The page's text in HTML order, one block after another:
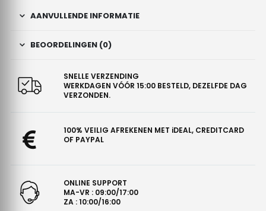
AANVULLENDE INFORMATIE
BEOORDELINGEN (0)
SNELLE VERZENDING
WERKDAGEN VÓÓR 15:00 BESTELD, DEZELFDE DAG
VERZONDEN.
100% VEILIG AFREKENEN MET iDEAL, CREDITCARD
OF PAYPAL
ONLINE SUPPORT
MA-VR : 09:00/17:00
ZA : 10:00/16:00